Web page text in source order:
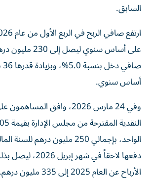
السابق.
على أساس سنوي
أساس سنوي.
وفي 24 مارس 2026، وافق
دفعها لاحقاً في
الأرباح عن العام 2025 إلى 335 مليون درهم.